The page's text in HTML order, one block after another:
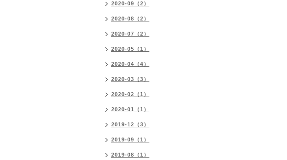
2020-09（2）
2020-08（2）
2020-07（2）
2020-05（1）
2020-04（4）
2020-03（3）
2020-02（1）
2020-01（1）
2019-12（3）
2019-09（1）
2019-08（1）